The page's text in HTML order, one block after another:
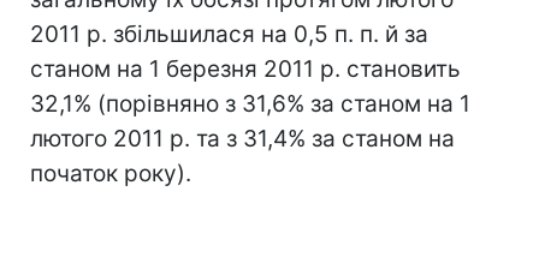
2011 р. збільшилася на 0,5 п. п. й за
станом на 1 березня 2011 р. становить
32,1% (порівняно з 31,6% за станом на 1
лютого 2011 р. та з 31,4% за станом на
початок року).